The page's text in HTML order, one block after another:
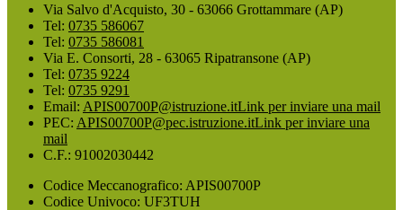
Via Salvo d'Acquisto, 30 - 63066 Grottammare (AP)
Tel: 0735 586067
Tel: 0735 586081
Via E. Consorti, 28 - 63065 Ripatransone (AP)
Tel: 0735 9224
Tel: 0735 9291
Email: APIS00700P@istruzione.itLink per inviare una mail
PEC: APIS00700P@pec.istruzione.itLink per inviare una
mail
C.F.: 91002030442
Codice Meccanografico: APIS00700P
Codice Univoco: UF3TUH